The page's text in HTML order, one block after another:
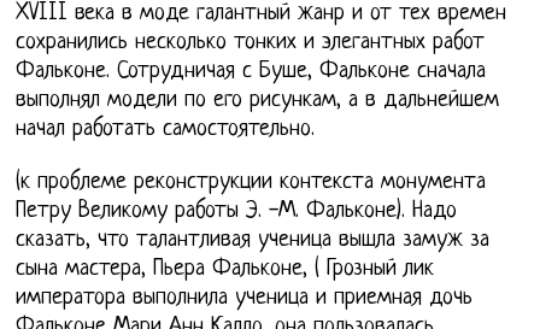
XVIII века в моде галантный жанр и от тех времен
сохранились несколько тонких и элегантных работ
Фальконе. Сотрудничая с Буше, Фальконе сначала
выполнял модели по его рисункам, а в дальнейшем
начал работать самостоятельно.
(к проблеме реконструкции контекста монумента
Петру Великому работы Э. -М. Фальконе). Надо
сказать, что талантливая ученица вышла замуж за
сына мастера, Пьера Фальконе, ( Грозный лик
императора выполнила ученица и приемная дочь